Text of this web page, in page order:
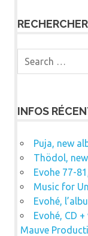
RECHERCHER
INFOS
Puja, new
Thödol,
Evohe 77-
Music for
Evohé,
Evohé, CD
Mauve